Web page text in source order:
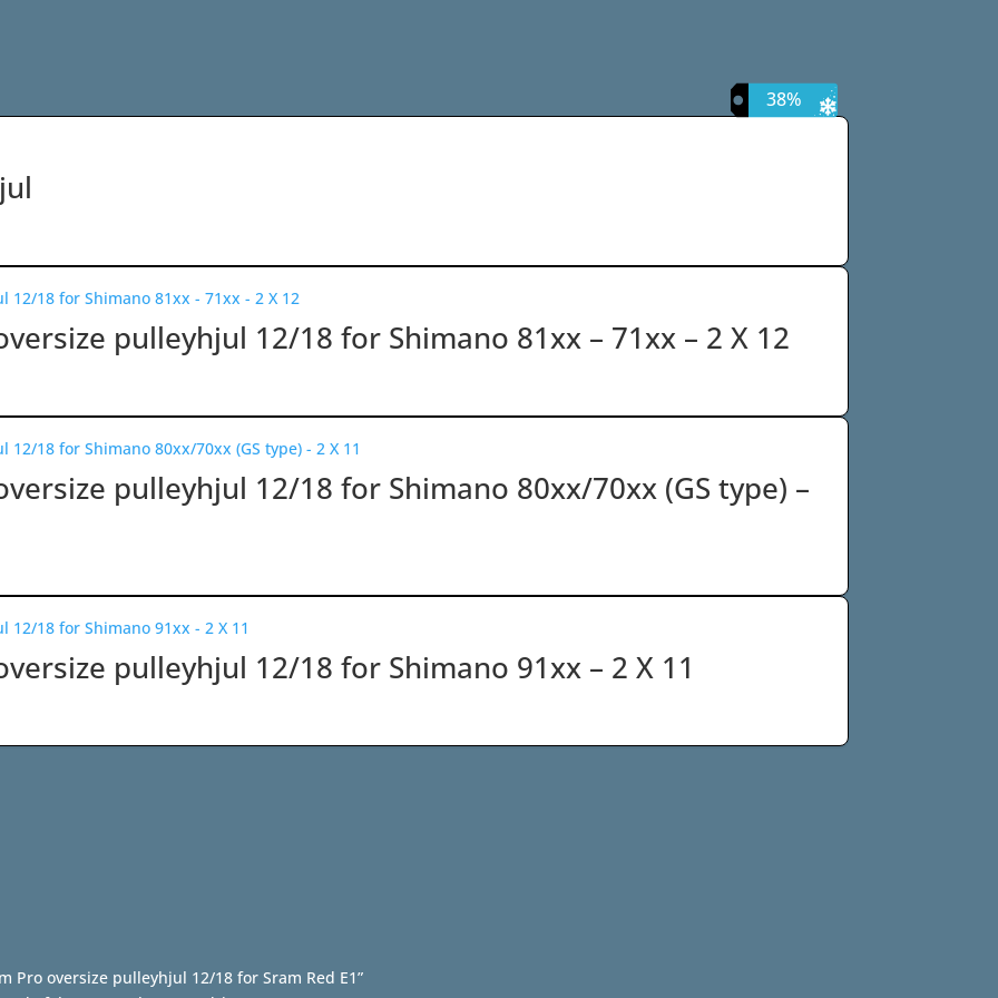
38%
pulleyhjul 12/18 for Shimano 81xx – 71xx – 2 X 12
pulleyhjul 12/18 for Shimano 80xx/70xx (GS type) –
pulleyhjul 12/18 for Shimano 91xx – 2 X 11
oversize pulleyhjul 12/18 for Sram Red E1”